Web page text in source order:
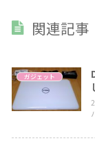
関連記事
ガジェット